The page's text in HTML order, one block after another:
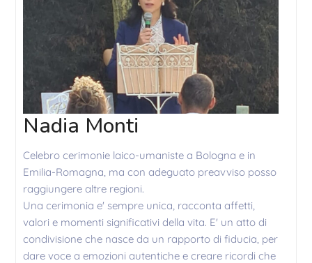
Nadia Monti
Celebro cerimonie laico-umaniste a Bologna e in
Emilia-Romagna, ma con adeguato preavviso posso
raggiungere altre regioni.
Una cerimonia e' sempre unica, racconta affetti,
valori e momenti significativi della vita. E' un atto di
condivisione che nasce da un rapporto di fiducia, per
dare voce a emozioni autentiche e creare ricordi che